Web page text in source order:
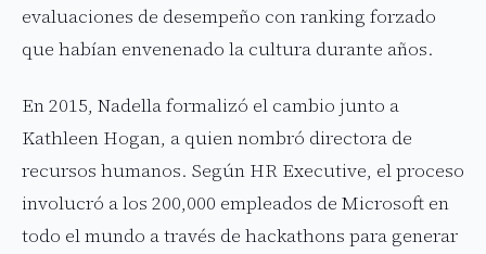
evaluaciones de desempeño con ranking forzado
que habían envenenado la cultura durante años.
En 2015, Nadella formalizó el cambio junto a
Kathleen Hogan, a quien nombró directora de
recursos humanos. Según HR Executive, el proceso
involucró a los 200,000 empleados de Microsoft en
todo el mundo a través de hackathons para generar